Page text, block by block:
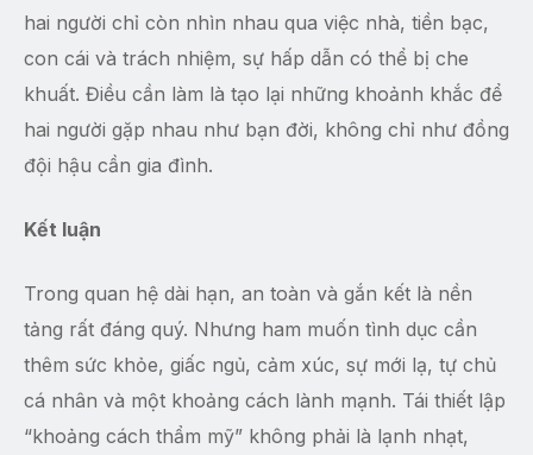
hai người chỉ còn nhìn nhau qua việc nhà, tiền bạc,
con cái và trách nhiệm, sự hấp dẫn có thể bị che
khuất. Điều cần làm là tạo lại những khoảnh khắc để
hai người gặp nhau như bạn đời, không chỉ như đồng
đội hậu cần gia đình.
Kết luận
Trong quan hệ dài hạn, an toàn và gắn kết là nền
tảng rất đáng quý. Nhưng ham muốn tình dục cần
thêm sức khỏe, giấc ngủ, cảm xúc, sự mới lạ, tự chủ
cá nhân và một khoảng cách lành mạnh. Tái thiết lập
“khoảng cách thẩm mỹ” không phải là lạnh nhạt,